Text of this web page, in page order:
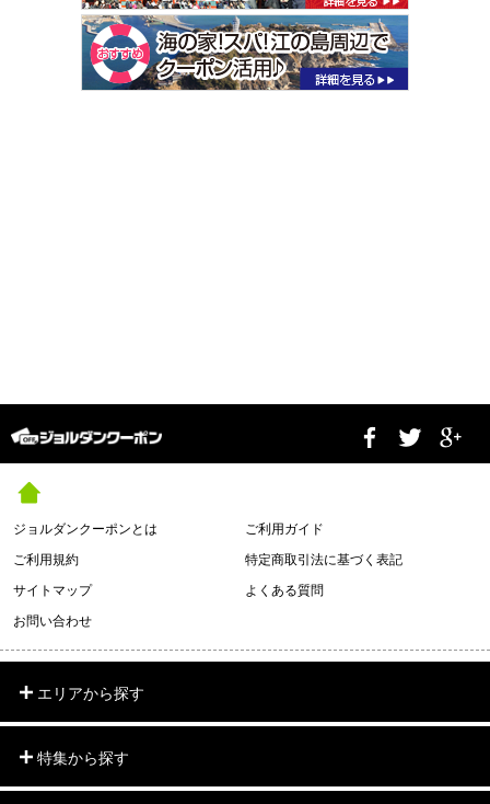
ジョルダンクーポンとは
ご利用ガイド
ご利用規約
特定商取引法に基づく表記
サイトマップ
よくある質問
お問い合わせ
エリアから探す
特集から探す